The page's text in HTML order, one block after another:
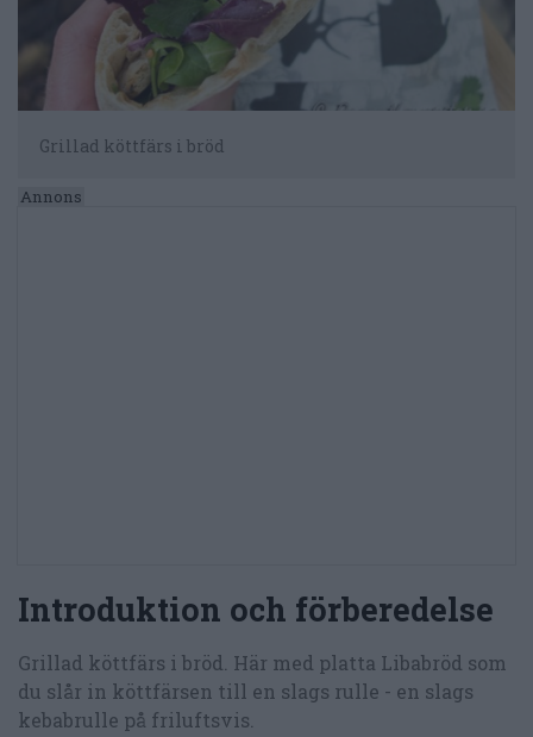
Grillad köttfärs i bröd
Introduktion och förberedelse
Grillad köttfärs i bröd. Här med platta Libabröd som
du slår in köttfärsen till en slags rulle - en slags
kebabrulle på friluftsvis.